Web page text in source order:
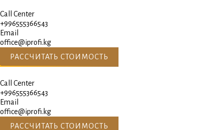
Call Center
+996555366543
Email
office@iprofi.kg
РАССЧИТАТЬ СТОИМОСТЬ
Call Center
+996555366543
Email
office@iprofi.kg
РАССЧИТАТЬ СТОИМОСТЬ